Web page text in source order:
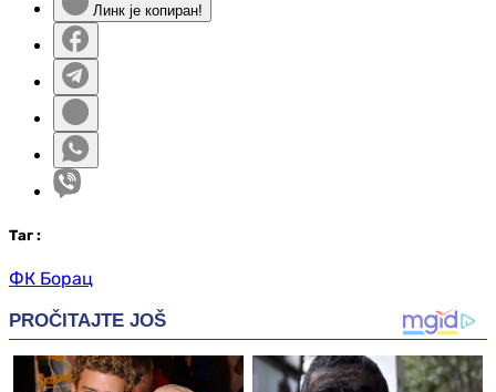
Линк је копиран!
Таг :
ФК Борац